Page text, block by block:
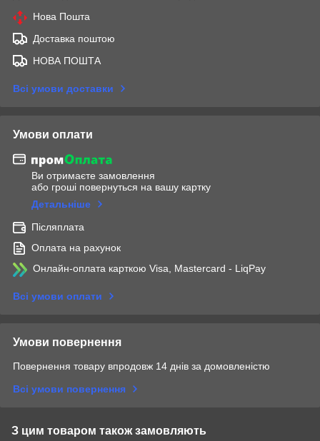
Нова Пошта
Доставка поштою
НОВА ПОШТА
Всі умови доставки
Умови оплати
Ви отримаєте замовлення
або гроші повернуться на вашу картку
Детальніше
Післяплата
Оплата на рахунок
Онлайн-оплата карткою Visa, Mastercard - LiqPay
Всі умови оплати
Умови повернення
Повернення товару впродовж 14 днів за домовленістю
Всі умови повернення
З цим товаром також замовляють